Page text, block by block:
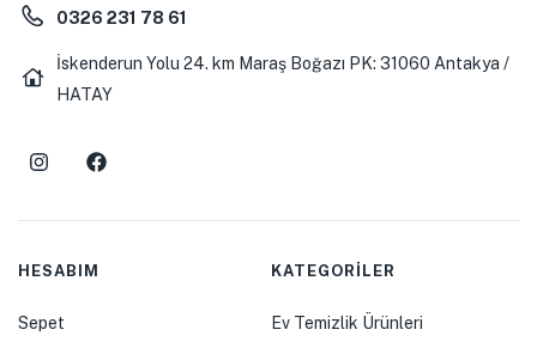
0326 231 78 61
İskenderun Yolu 24. km Maraş Boğazı PK: 31060 Antakya /
HATAY
HESABIM
Sepet
KATEGORİLER
Ev Temizlik Ürünleri